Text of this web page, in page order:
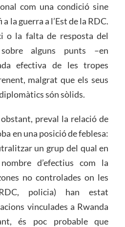
com una condició sine
la guerra a l’Est de la RDC.
o la falta de resposta del
alguns punts –en
efectiva de les tropes
malgrat que els seus
són sòlids.
preval la relació de
en una posició de feblesa:
un grup del qual en
d’efectius com la
no controlades on les
policia) han estat
vinculades a Rwanda
és poc probable que